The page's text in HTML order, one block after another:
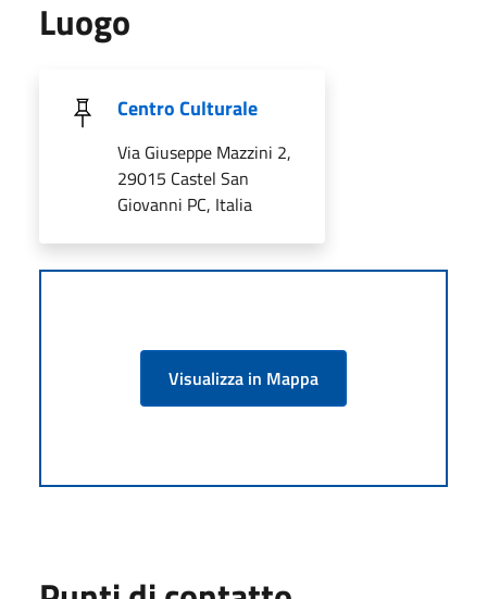
Luogo
Centro Culturale
Via Giuseppe Mazzini 2,
29015 Castel San
Giovanni PC, Italia
Visualizza in Mappa